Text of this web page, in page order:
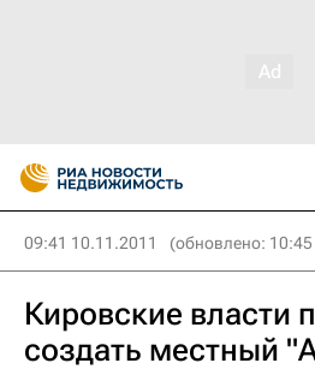
09:41 10.11.2011 (обновлено:
Кировские власти
создать местный